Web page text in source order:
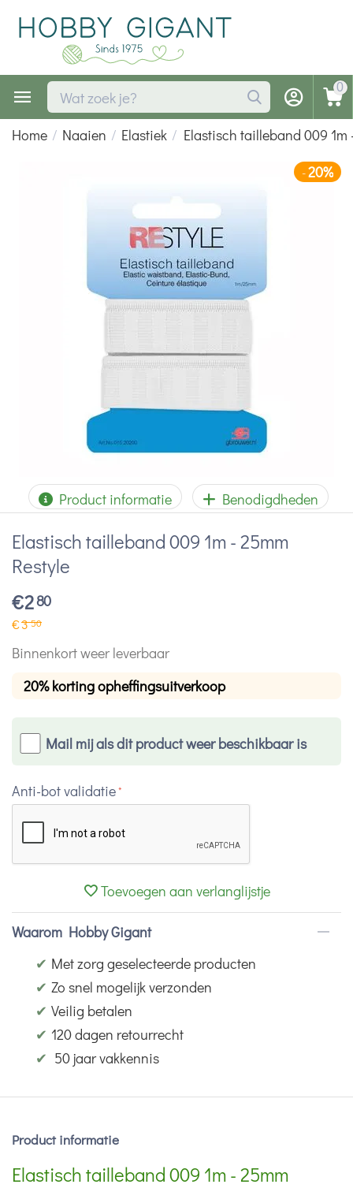
0
Home / Naaien / Elastiek / Elastisch tailleband 009 1m
-20%
Product informatie Benodigdheden
Elastisch tailleband 009 1m - 25mm
Restyle
€280
€350
Binnenkort weer leverbaar
20% korting opheffingsuitverkoop
Mail mij als dit product weer beschikbaar is
Anti-bot validatie
Toevoegen aan verlanglijstje
Waarom Hobby Gigant
✔ Met zorg geselecteerde producten
✔ Zo snel mogelijk verzonden
✔ Veilig betalen
✔ 120 dagen retourrecht
✔ 50 jaar vakkennis
Product informatie
Elastisch tailleband 009 1m - 25mm